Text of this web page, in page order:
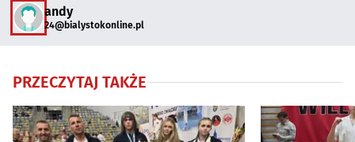
andy
24@bialystokonline.pl
PRZECZYTAJ TAKŻE